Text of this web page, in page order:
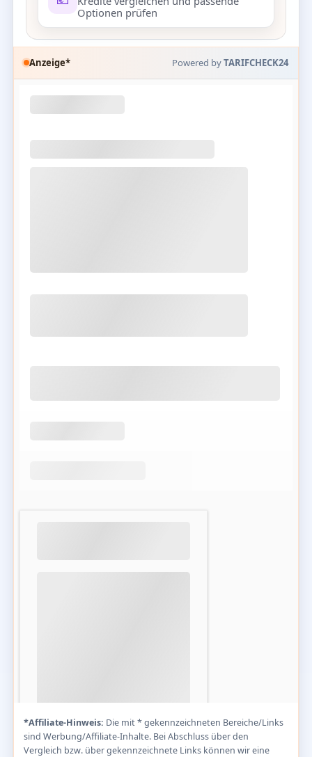
Optionen prüfen
Anzeige* Powered byTARIFCHECK24
*Affiliate-Hinweis: Die mit * gekennzeichneten Bereiche/Links
sind Werbung/Affiliate-Inhalte. Bei Abschluss über den
Vergleich bzw. über gekennzeichnete Links können wir eine